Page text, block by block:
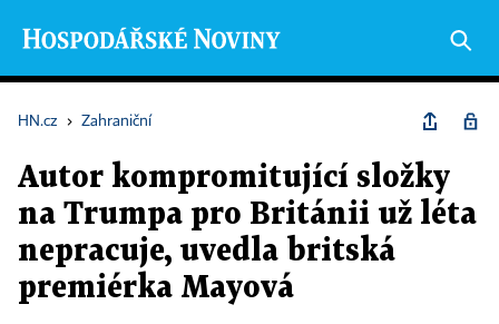
HN.cz › Zahraniční
Autor kompromitující složky
na Trumpa pro Británii už léta
nepracuje, uvedla britská
premiérka Mayová